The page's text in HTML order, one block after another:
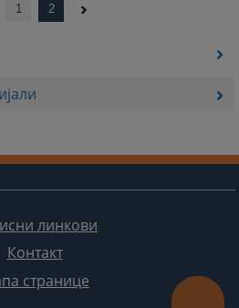
1 2
линкови
Контакт
странице